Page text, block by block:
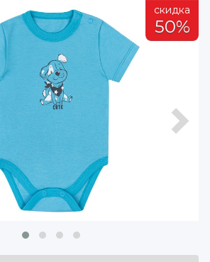
скидка
50%